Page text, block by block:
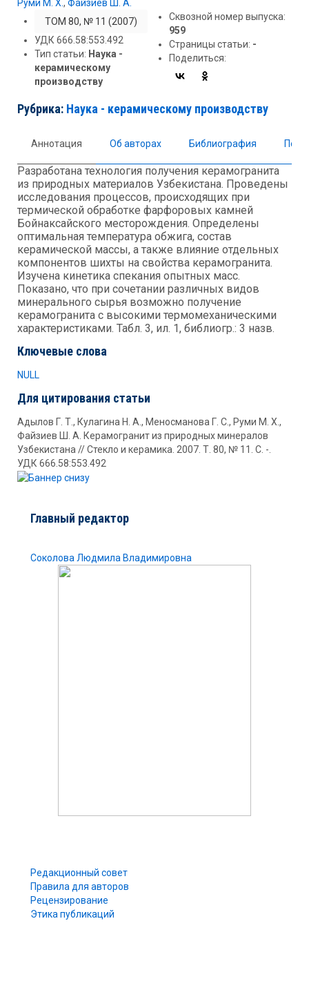
Руми М. Х. , Файзиев Ш. А.
ТОМ 80, № 11 (2007)
УДК 666.58:553.492
Тип статьи: Наука -
керамическому
производству
Сквозной номер выпуска:
959
Страницы статьи: -
Поделиться:
Рубрика: Наука - керамическому производству
Аннотация Об авторах Библиография
Разработана технология получения керамогранита
из природных материалов Узбекистана. Проведены
исследования процессов, происходящих при
термической обработке фарфоровых камней
Бойнаксайского месторождения. Определены
оптимальная температура обжига, состав
керамической массы, а также влияние отдельных
компонентов шихты на свойства керамогранита.
Изучена кинетика спекания опытных масс.
Показано, что при сочетании различных видов
минерального сырья возможно получение
керамогранита с высокими термомеханическими
характеристиками. Табл. 3, ил. 1, библиогр.: 3 назв.
Ключевые слова
NULL
Для цитирования статьи
Адылов Г. Т., Кулагина Н. А., Меносманова Г. С., Руми М. Х.,
Файзиев Ш. А. Керамогранит из природных минералов
Узбекистана // Стекло и керамика. 2007. Т. 80, № 11. С. -.
УДК 666.58:553.492
Главный редактор
Соколова Людмила Владимировна
Редакционный совет
Правила для авторов
Рецензирование
Этика публикаций